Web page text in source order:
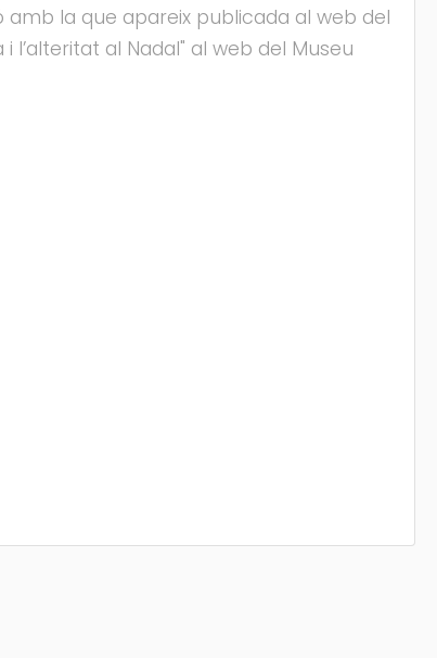
la que apareix publicada al web del
l’alteritat al Nadal" al web del Museu